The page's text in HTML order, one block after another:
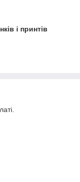
і принтів